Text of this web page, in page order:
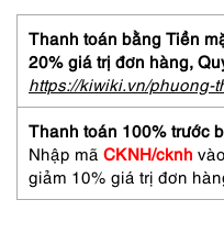
tay/
đeo
vai-
COLE
HAAN
Cassidy
satchel
bag-
Như
Thanh toán bằng Tiền
20% giá trị đơn hàng,
https://kiwiki.vn/phuong-
Thanh toán 100% trước
Nhập mã CKNH/cknh
giảm 10% giá trị đơn